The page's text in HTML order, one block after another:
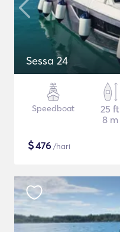
Sessa 24
Speedboat
25 ft
8 m
$476 /hari